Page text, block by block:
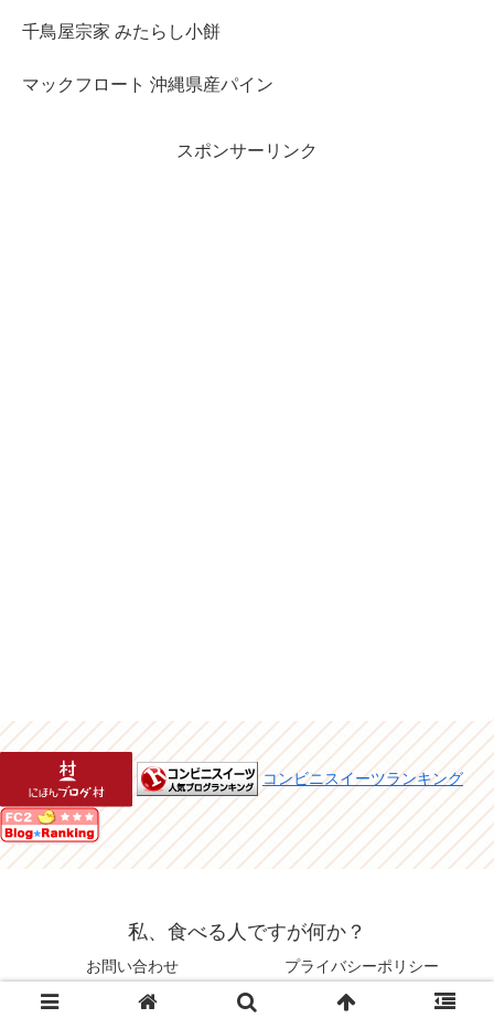
千鳥屋宗家 みたらし小餅
マックフロート 沖縄県産パイン
スポンサーリンク
コンビニスイーツランキング
私、食べる人ですが何か？
お問い合わせ プライバシーポリシー
© 2015 私、食べる人ですが何か？.